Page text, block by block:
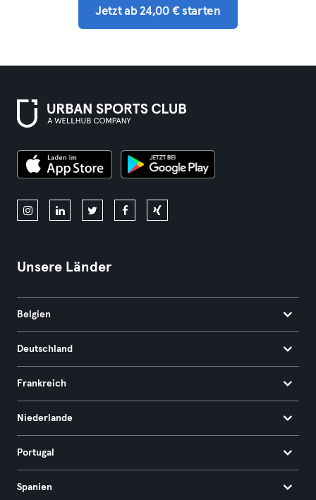
Jetzt ab 24,00 € starten
Unsere Länder
Belgien
Deutschland
Frankreich
Niederlande
Portugal
Spanien